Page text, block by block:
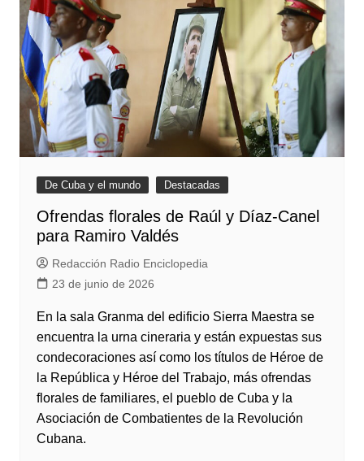
De Cuba y el mundo Destacadas
Ofrendas florales de Raúl y Díaz-Canel
para Ramiro Valdés
Redacción Radio Enciclopedia
23 de junio de 2026
En la sala Granma del edificio Sierra Maestra se
encuentra la urna cineraria y están expuestas sus
condecoraciones así como los títulos de Héroe de
la República y Héroe del Trabajo, más ofrendas
florales de familiares, el pueblo de Cuba y la
Asociación de Combatientes de la Revolución
Cubana.